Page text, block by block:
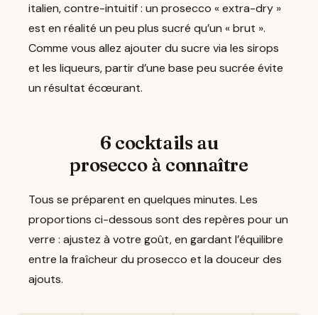
italien, contre-intuitif : un prosecco « extra-dry »
est en réalité un peu plus sucré qu’un « brut ».
Comme vous allez ajouter du sucre via les sirops
et les liqueurs, partir d’une base peu sucrée évite
un résultat écœurant.
6 cocktails au
prosecco à connaître
Tous se préparent en quelques minutes. Les
proportions ci-dessous sont des repères pour un
verre : ajustez à votre goût, en gardant l’équilibre
entre la fraîcheur du prosecco et la douceur des
ajouts.